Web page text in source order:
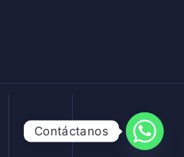
Contáctanos